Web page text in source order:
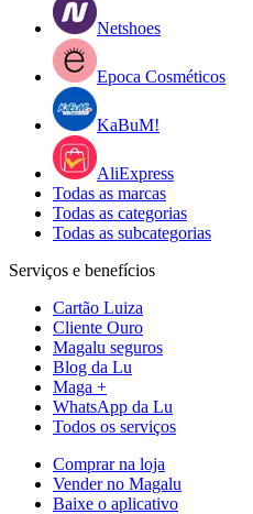
Netshoes
Epoca Cosméticos
KaBuM!
AliExpress
Todas as marcas
Todas as categorias
Todas as subcategorias
Serviços e benefícios
Cartão Luiza
Cliente Ouro
Magalu seguros
Blog da Lu
Maga +
WhatsApp da Lu
Todos os serviços
Comprar na loja
Vender no Magalu
Baixe o aplicativo